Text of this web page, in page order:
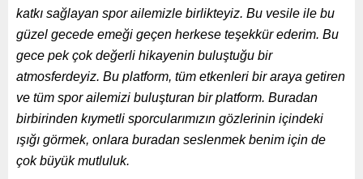
katkı sağlayan spor ailemizle birlikteyiz. Bu vesile ile bu
güzel gecede emeği geçen herkese teşekkür ederim. Bu
gece pek çok değerli hikayenin buluştuğu bir
atmosferdeyiz. Bu platform, tüm etkenleri bir araya getiren
ve tüm spor ailemizi buluşturan bir platform. Buradan
birbirinden kıymetli sporcularımızın gözlerinin içindeki
ışığı görmek, onlara buradan seslenmek benim için de
çok büyük mutluluk.